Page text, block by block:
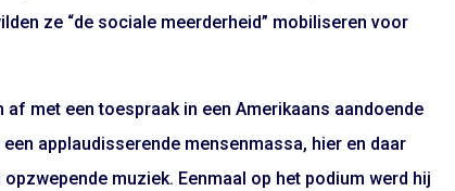
ze “de sociale meerderheid” mobiliseren voor
met een toespraak in een Amerikaans aandoende
applaudisserende mensenmassa, hier en daar
muziek. Eenmaal op het podium werd hij